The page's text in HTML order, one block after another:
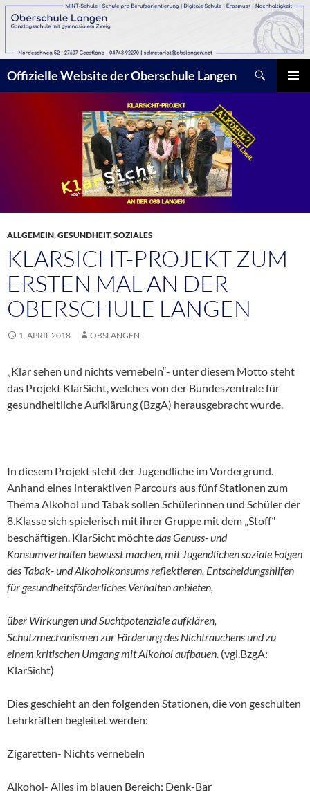
Zum
Inhalt
Offizielle Website der Oberschule Langen
ALLGEMEIN,GESUNDHEIT,SOZIALES
KLARSICHT-PROJEKT ZUM
ERSTEN MAL AN DER
OBERSCHULE LANGEN
1. APRIL 2018 OBSLANGEN
„Klar sehen und nichts vernebeln“- unter diesem Motto steht
das Projekt KlarSicht, welches von der Bundeszentrale für
gesundheitliche Aufklärung (BzgA) herausgebracht wurde.
In diesem Projekt steht der Jugendliche im Vordergrund.
Anhand eines interaktiven Parcours aus fünf Stationen zum
Thema Alkohol und Tabak sollen Schülerinnen und Schüler der
8.Klasse sich spielerisch mit ihrer Gruppe mit dem „Stoff“
beschäftigen. KlarSicht möchtedas Genuss- und
Konsumverhalten bewusst machen, mit Jugendlichen soziale Folgen
des Tabak- und Alkoholkonsums reflektieren, Entscheidungshilfen
für gesundheitsförderliches Verhalten anbieten,
über Wirkungen und Suchtpotenziale aufklären,
Schutzmechanismen zur Förderung des Nichtrauchens und zu
einem kritischen Umgang mit Alkohol aufbauen. (vgl.BzgA:
KlarSicht)
Dies geschieht an den folgenden Stationen, die von geschulten
Lehrkräften begleitet werden:
Zigaretten- Nichts vernebeln
Alkohol- Alles im blauen Bereich: Denk-Bar